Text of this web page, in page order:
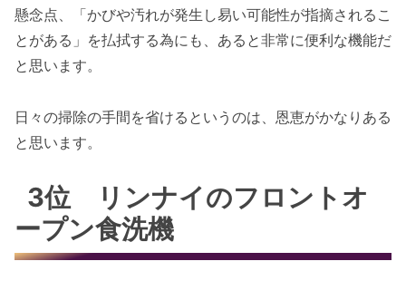
懸念点、「かびや汚れが発生し易い可能性が指摘されるこ
とがある」を払拭する為にも、あると非常に便利な機能だ
と思います。
日々の掃除の手間を省けるというのは、恩恵がかなりある
と思います。
3位 リンナイのフロントオ
ープン食洗機